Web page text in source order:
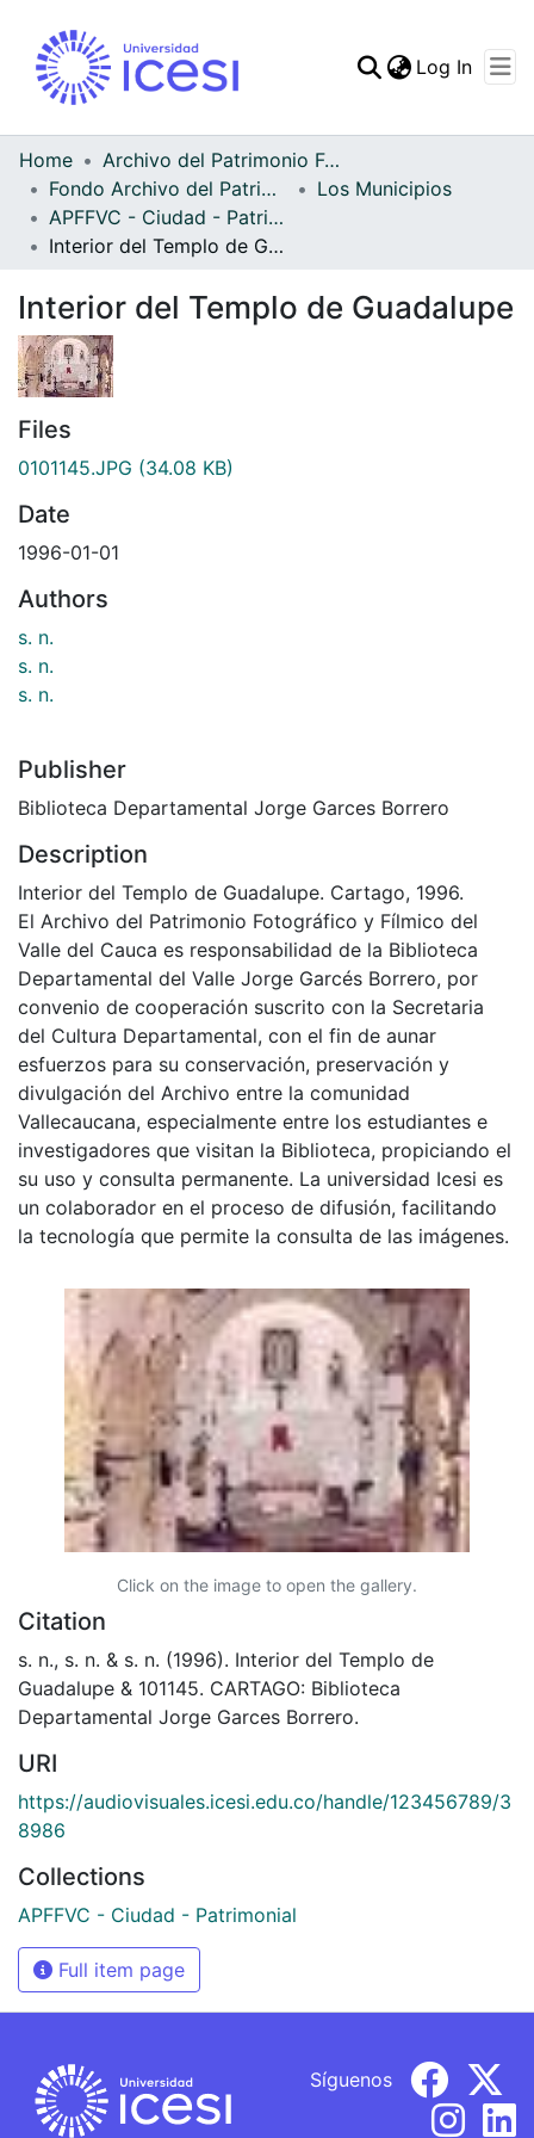
Statistics
Log In
Home
Archivo del Patrimonio Fotográfico y Fílmico del Valle del Cauca
Fondo Archivo del Patrimonio Fotográfico y Fílmico del Valle del Cauca
Los Municipios
APFFVC - Ciudad - Patrimonial
Interior del Templo de Guadalupe
Interior del Templo de Guadalupe
Files
0101145.JPG (34.08 KB)
Date
1996-01-01
Authors
s. n.
s. n.
s. n.
Publisher
Biblioteca Departamental Jorge Garces Borrero
Description
Interior del Templo de Guadalupe. Cartago, 1996.
El Archivo del Patrimonio Fotográfico y Fílmico del
Valle del Cauca es responsabilidad de la Biblioteca
Departamental del Valle Jorge Garcés Borrero, por
convenio de cooperación suscrito con la Secretaria
del Cultura Departamental, con el fin de aunar
esfuerzos para su conservación, preservación y
divulgación del Archivo entre la comunidad
Vallecaucana, especialmente entre los estudiantes e
investigadores que visitan la Biblioteca, propiciando el
su uso y consulta permanente. La universidad Icesi es
un colaborador en el proceso de difusión, facilitando
la tecnología que permite la consulta de las imágenes.
Click on the image to open the gallery.
Citation
s. n., s. n. & s. n. (1996). Interior del Templo de
Guadalupe & 101145. CARTAGO: Biblioteca
Departamental Jorge Garces Borrero.
URI
https://audiovisuales.icesi.edu.co/handle/123456789/3
8986
Collections
APFFVC - Ciudad - Patrimonial
Full item page
Síguenos